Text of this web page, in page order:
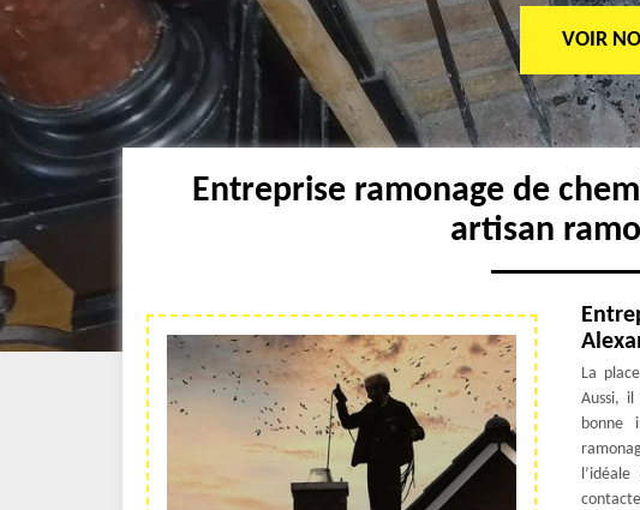
VOIR
Entreprise ramonage de
artisan
La
Aussi, il
bonne